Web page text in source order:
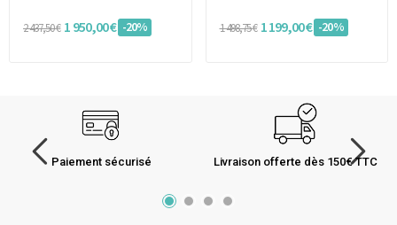
2 437,50 € 1 950,00 € -20% 1 498,75 € 1 199,00 € -20%
Paiement sécurisé Livraison offerte dès 150€ TTC